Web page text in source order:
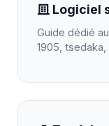
Logiciel
Guide dédié
1905, tsedaka,